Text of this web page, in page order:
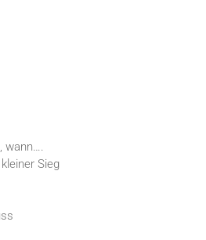
wann….
Sieg